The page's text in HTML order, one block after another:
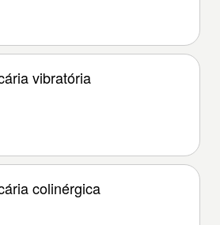
vibratória
colinérgica